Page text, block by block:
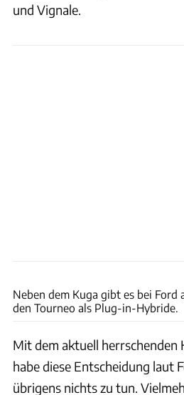
und Vignale.
Neben dem Kuga gibt es bei Ford
den Tourneo als Plug-in-Hybride.
Mit dem aktuell herrschenden
habe diese Entscheidung laut
übrigens nichts zu tun.